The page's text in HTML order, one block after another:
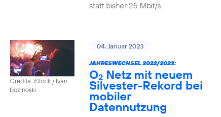
statt bisher 25 Mbit/s.
Credits: iStock / Ivan
Bozinoski
04. Januar 2023
JAHRESWECHSEL 2022/2023:
O2 Netz mit neuem
Silvester-Rekord bei
mobiler
Datennutzung